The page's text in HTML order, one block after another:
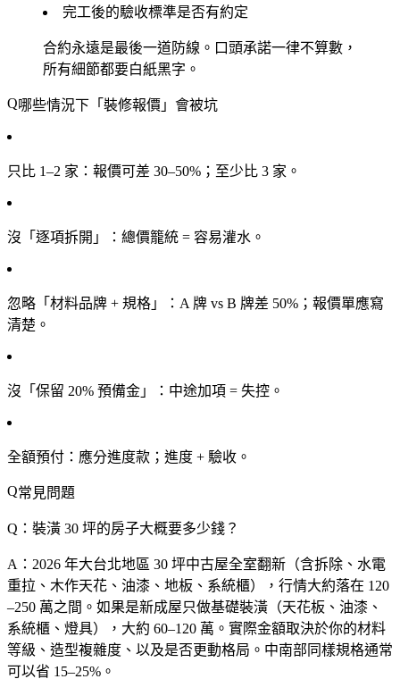
完工後的驗收標準是否有約定
合約永遠是最後一道防線。口頭承諾一律不算數，
所有細節都要白紙黑字。
哪些情況下「裝修報價」會被坑
只比 1–2 家 ：報價可差 30–50%；至少比 3 家。
沒「逐項拆開」 ：總價籠統 = 容易灌水。
忽略「材料品牌 + 規格」
：A 牌 vs B 牌差 50%；報價單應寫
清楚。
沒「保留 20% 預備金」 ：中途加項 = 失控。
全額預付 ：應分進度款 ；進度 + 驗收。
常見問題
Q：裝潢 30 坪的房子大概要多少錢？
A：2026 年大台北地區 30 坪中古屋全室翻新（含拆除、水電
重拉、木作天花、油漆、地板、系統櫃），行情大約落在 120
–250 萬之間。如果是新成屋只做基礎裝潢（天花板、油漆、
系統櫃、燈具），大約 60–120 萬。實際金額取決於你的材料
等級、造型複雜度、以及是否更動格局。中南部同樣規格通常
可以省 15–25%。